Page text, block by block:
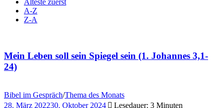
Älteste zuerst
A-Z
Z-A
Mein Leben soll sein Spiegel sein (1. Johannes 3,1-
24)
Bibel im Gespräch/Thema des Monats
28. März 202230. Oktober 2024 Lesedauer: 3 Minuten